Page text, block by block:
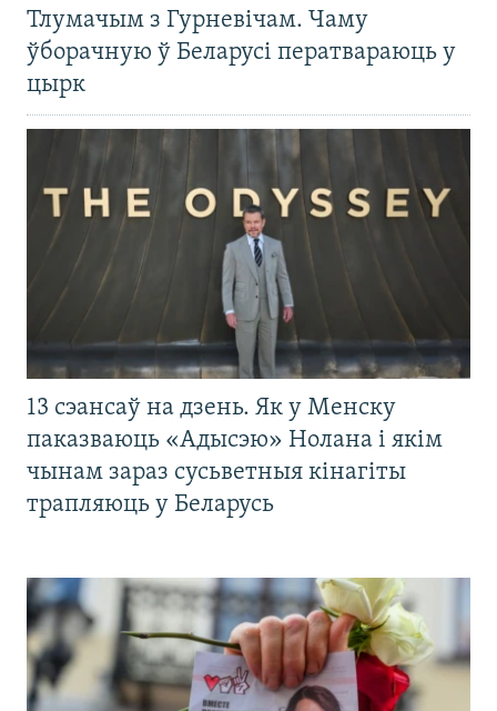
Тлумачым з Гурневічам. Чаму
ўборачную ў Беларусі ператвараюць у
цырк
13 сэансаў на дзень. Як у Менску
паказваюць «Адысэю» Нолана і якім
чынам зараз сусьветныя кінагіты
трапляюць у Беларусь